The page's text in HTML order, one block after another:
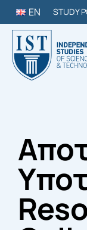
Skip
to
content
EN STUDY